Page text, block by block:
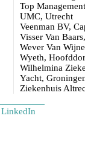
Top
UMC, Utrecht
Veenman BV,
Visser Van
Wever Van
Wyeth,
Wilhelmina
Yacht,
Ziekenhuis
LinkedIn